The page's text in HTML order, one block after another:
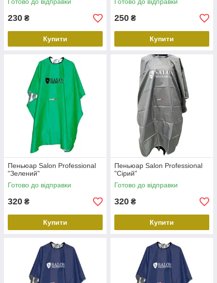
230 ₴
Купити
250 ₴
Купити
Пеньюар Salon Professional
"Зелений"
Готово до відправки
320 ₴
Купити
Пеньюар Salon Professional
"Сірий"
Готово до відправки
320 ₴
Купити